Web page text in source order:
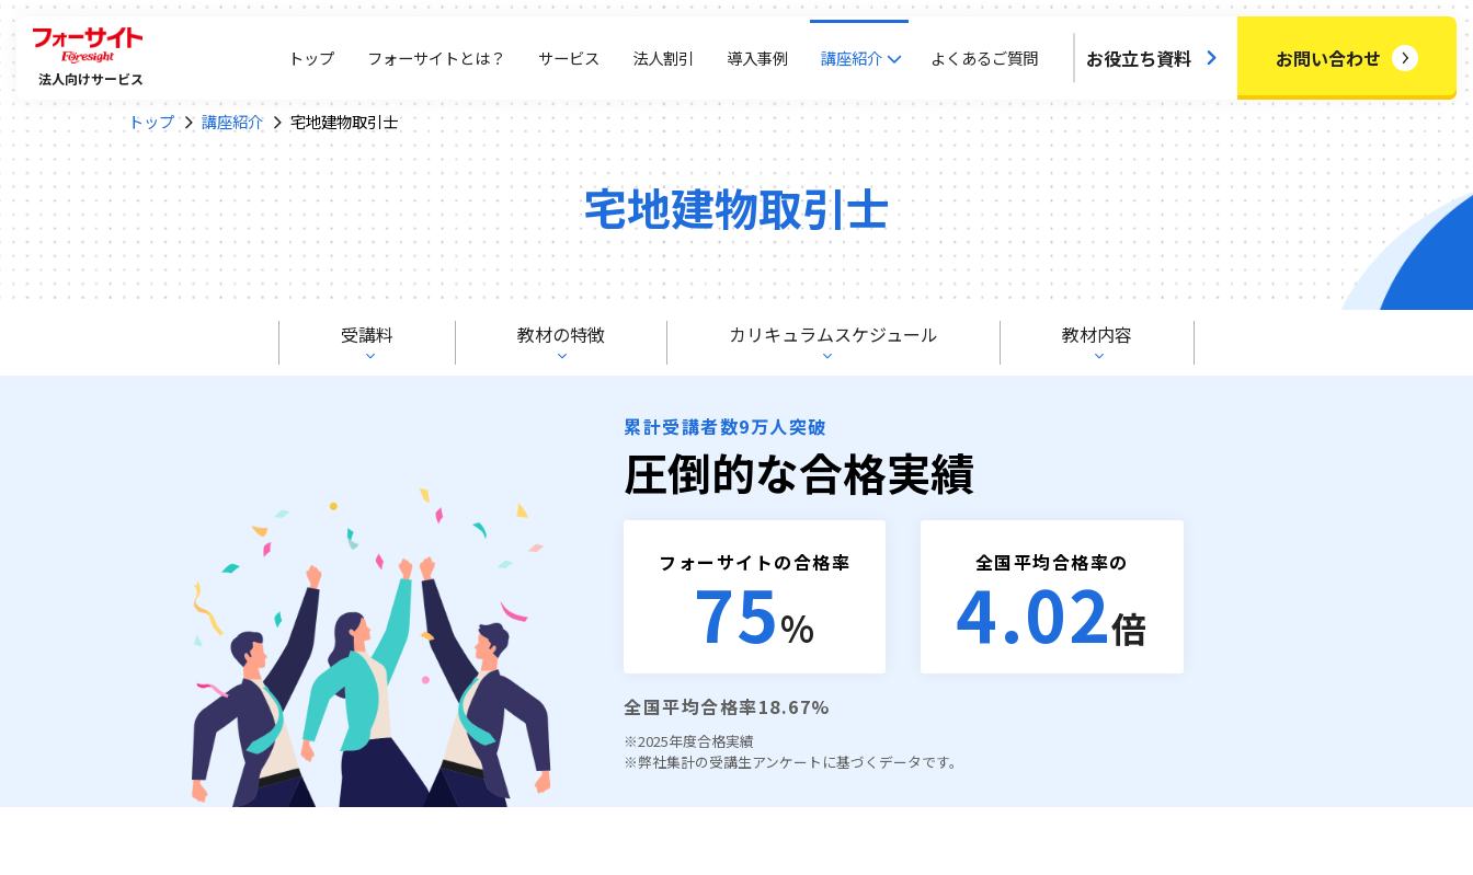
法人向けサービス
トップ フォーサイトとは？ サービス 法人割引 導入事例 講座紹介 よくあるご質問 お役立ち資料 お問い合わせ
トップ 講座紹介 宅地建物取引士
宅地建物取引士
受講料 教材の特徴 カリキュラムスケジュール 教材内容
累計受講者数9万人突破
圧倒的な合格実績
フォーサイトの合格率
75%
全国平均合格率の
4.02倍
全国平均合格率18.67%
※2025年度合格実績
※弊社集計の受講生アンケートに基づくデータです。